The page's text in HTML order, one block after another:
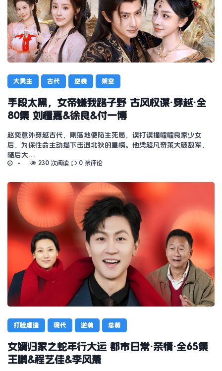
大男主 古代 逆袭 架空
手段太黑，女帝嫌我路子野 古风权谋·穿越·全
80集 刘檀嘉&徐良&付一博
赵奕意外穿越古代，刚落地便陷生死局，误打误撞嚯嚯良家少女
后，为保性命主动揭下击退北狄的皇榜。他凭超凡奇策大破敌军，
随后大…
230 次阅读 0 条评论
打脸虐渣 现代 逆袭 总裁
女婿归家之蛇年行大运 都市日常·亲情·全65集
王鹏&程艺佳&李风萧